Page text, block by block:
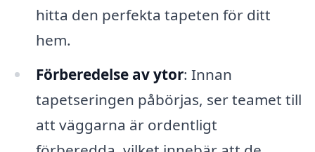
hitta den perfekta tapeten för ditt
hem.
Förberedelse av ytor: Innan
tapetseringen påbörjas, ser teamet till
att väggarna är ordentligt